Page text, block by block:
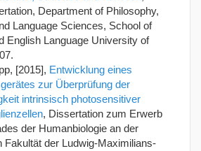
Department of Philosophy,
Language Sciences, School of
English Language University of
[2015], Entwicklung eines
zur Überprüfung der
intrinsisch photosensitiver
, Dissertation zum Erwerb
der Humanbiologie an der
Fakultät der Ludwig-Maximilians-